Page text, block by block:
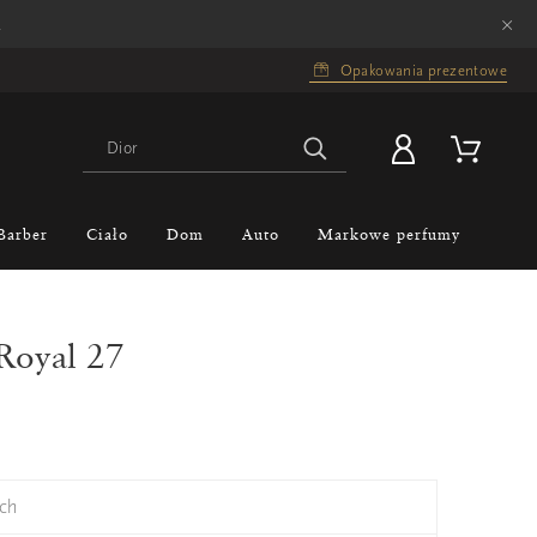
×
Opakowania prezentowe
Ciało Dom Auto Markowe perfumy
27